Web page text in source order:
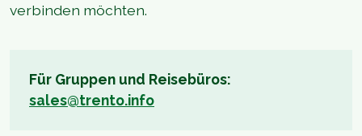
verbinden möchten.
Für Gruppen und Reisebüros:
sales@trento.info